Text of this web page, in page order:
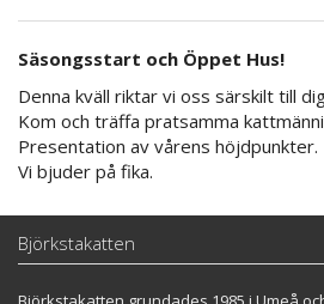
Säsongsstart och Öppet Hus!
Denna kväll riktar vi oss särskilt till
Kom och träffa pratsamma
Presentation av vårens höjdpunkter.
Vi bjuder på fika.
Björkstakatten